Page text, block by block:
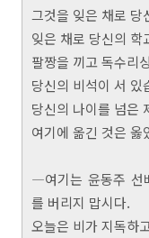
그것을 잊은 채로 당
잊은 채로 당신의 학
팔짱을 끼고 독수리
당신의 비석이 서 있
당신의 나이를 넘은
여기에 옮긴 것은 옳
―여기는 윤동주 선
를 버리지 맙시다.
오늘은 비가 지독하